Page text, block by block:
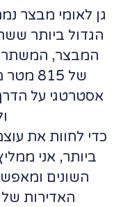
גן לאומי מבצר
הגדול ביותר
של
אסטרטגי על
כדי לחוות את
ביותר, אני
השונים
האדירות של